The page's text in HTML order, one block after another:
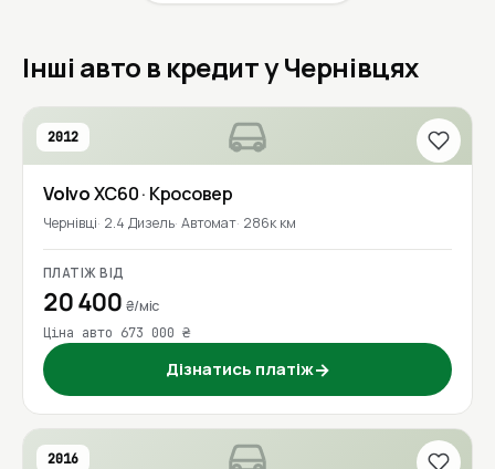
Інші авто в кредит у Чернівцях
2012
VolvoXC60· Кросовер
Чернівці 2.4 Дизель Автомат 286к км
ПЛАТІЖ ВІД
20 400 ₴/міс
Ціна авто 673 000 ₴
Дізнатись платіж→
2016